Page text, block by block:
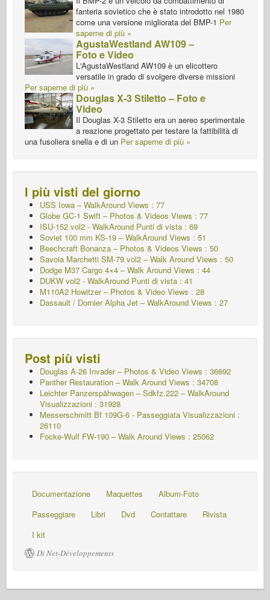
fanteria sovietico che è stato introdotto nel 1980
come una versione migliorata del BMP-1 Per
saperne di più »
AgustaWestland AW109 –
Foto e Video
L'AgustaWestland AW109 è un elicottero
versatile in grado di svolgere diverse missioni
Per saperne di più »
Douglas X-3 Stiletto – Foto e
Video
Il Douglas X-3 Stiletto era un aereo sperimentale
a reazione progettato per testare la fattibilità di
una fusoliera snella e di un Per saperne di più »
I più visti del giorno
USS Iowa – WalkAround Views : 77
Globe GC-1 Swift – Photos & Videos Views : 77
ISU-152 vol2 - WalkAround Punti di vista : 69
Soviet 100 mm KS-19 – WalkAround Views : 51
Beechcraft Bonanza – Photos & Videos Views : 50
Savoia Marchetti SM-79 vol2 – Walk Around Views : 50
Dodge M37 Cargo 4×4 – Walk Around Views : 44
DUKW vol2 - WalkAround Punti di vista : 41
M110A2 Howitzer – Photos & Video Views : 28
Dassault / Dornier Alpha Jet – WalkAround Views : 27
Post più visti
Douglas A-26 Invader – Photos & Video Views : 36692
Panther Restauration – Walk Around Views : 34708
Leichter Panzerspähwagen – Sdkfz.222 – WalkAround
Visualizzazioni : 31928
Messerschmitt Bf 109G-6 - Passeggiata Visualizzazioni :
26110
Focke-Wulf FW-190 – Walk Around Views : 25062
Documentazione Maquettes
Album-Foto
Passeggiare
Libri Dvd Contattare
Rivista
I kit
Di Net-Développements